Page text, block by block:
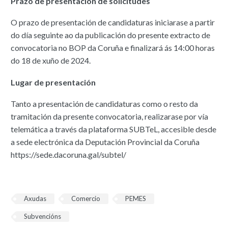
O prazo de presentación de candidaturas iniciarase a partir
do día seguinte ao da publicación do presente extracto de
convocatoria no BOP da Coruña e finalizará ás 14:00 horas
do 18 de xuño de 2024.
Lugar de presentación
Tanto a presentación de candidaturas como o resto da
tramitación da presente convocatoria, realizarase por vía
telemática a través da plataforma SUBTeL, accesible desde
a sede electrónica da Deputación Provincial da Coruña
https://sede.dacoruna.gal/subtel/
Axudas Comercio PEMES
Subvencións